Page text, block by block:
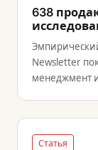
638
Newsletter
менеджмент
Статья